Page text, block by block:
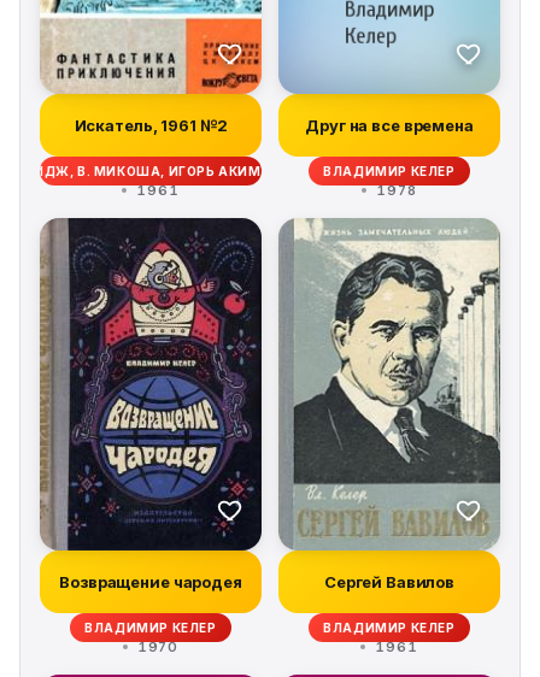
Искатель, 1961 №2
В. МИКОША, ИГОРЬ АКИМУШКИН, МИХАИЛ ЕФИМОВИЧ ЗУЕВ-
1961
Друг на все времена
ВЛАДИМИР КЕЛЕР
1978
Возвращение чародея
ВЛАДИМИР КЕЛЕР
1970
Сергей Вавилов
ВЛАДИМИР КЕЛЕР
1961